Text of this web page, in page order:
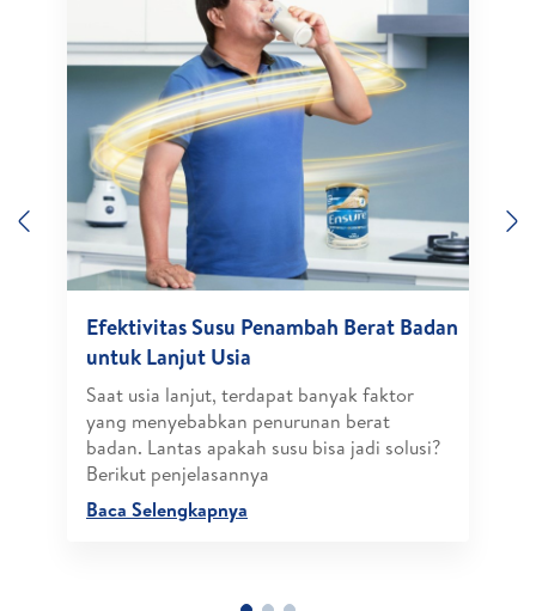
Previous
Efektivitas Susu Penambah Berat Badan
untuk Lanjut Usia
Saat usia lanjut, terdapat banyak faktor
yang menyebabkan penurunan berat
badan. Lantas apakah susu bisa jadi solusi?
Berikut penjelasannya
Baca Selengkapnya